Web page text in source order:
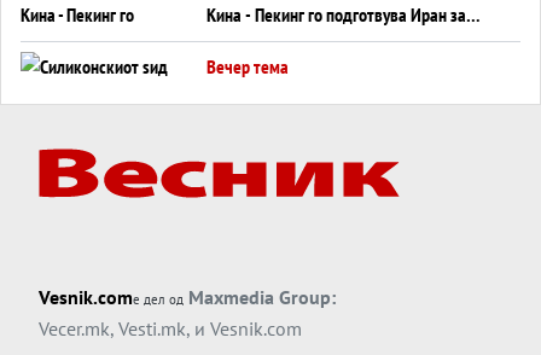
Кина - Пекинг го подготвува Иран за
американска копнена инвазија
Вечер тема
Вечер тема
Трамп тврди дека повторно „разговара“
Вечер тема
ДЛАБОКО УДОЛУ: Сметководствените
трикови што го соборија ЕНРОН ги
Vesnik.comе дел од Maxmedia Group:
Vecer.mk, Vesti.mk, и Vesnik.com